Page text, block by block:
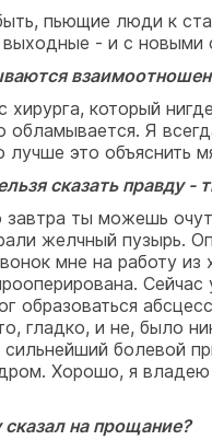
пьющие люди к
- и с новыми
хирурга, который
обламывается. Я
это объяснить
сказать правду -
ты можешь
желчный пузырь.
мне на работу из
образоваться
гладко, и не, было
болевой
Хорошо, я владею
на прощание?